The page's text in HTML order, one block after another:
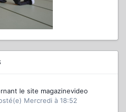
le site magazinevideo
Mercredi à 18:52